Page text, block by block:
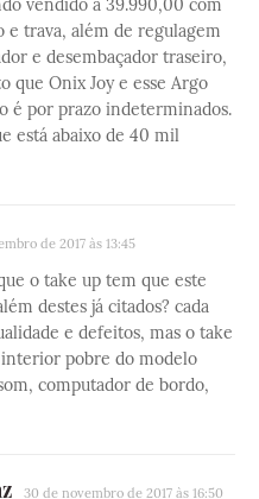
vendido a 39.990,00 com
e trava, além de regulagem
e desembaçador traseiro,
que Onix Joy e esse Argo
é por prazo indeterminados.
está abaixo de 40 mil
de 2017 às 13:45
o take up tem que este
destes já citados? cada
e defeitos, mas o take
pobre do modelo
computador de bordo,
30 de novembro de 2017 às 16:50